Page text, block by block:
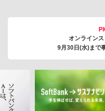
オンラインス
9月30日(水)まで